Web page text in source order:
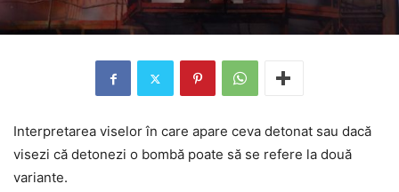
Interpretarea viselor în care apare ceva detonat sau dacă
visezi că detonezi o bombă poate să se refere la două
variante.